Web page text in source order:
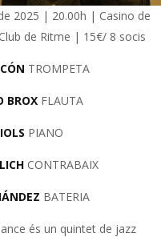
2025 | 20.00h | Casino de
de Ritme | 15€/ 8 socis
TROMPETA
BROX FLAUTA
PIANO
CONTRABAIX
BATERIA
és un quintet de jazz